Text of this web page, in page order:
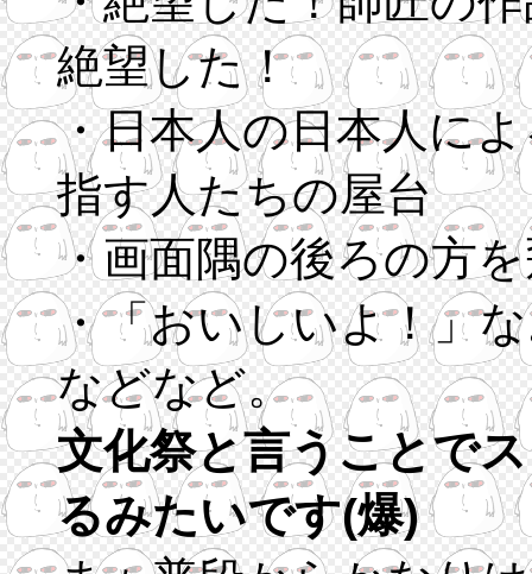
絶望した！
・日本人の日本人に
指す人たちの屋台
・画面隅の後ろの方
・「おいしいよ！」
などなど。
文化祭と言うことで
るみたいです(爆)